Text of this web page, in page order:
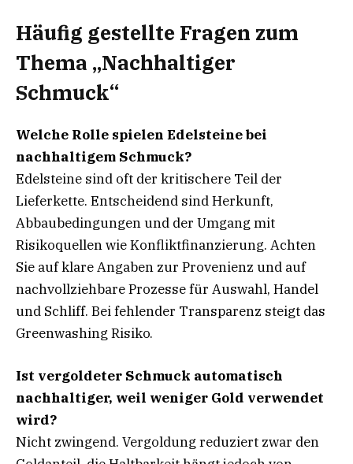
Häufig gestellte Fragen zum
Thema „Nachhaltiger
Schmuck“
Welche Rolle spielen Edelsteine bei
nachhaltigem Schmuck?
Edelsteine sind oft der kritischere Teil der
Lieferkette. Entscheidend sind Herkunft,
Abbaubedingungen und der Umgang mit
Risikoquellen wie Konfliktfinanzierung. Achten
Sie auf klare Angaben zur Provenienz und auf
nachvollziehbare Prozesse für Auswahl, Handel
und Schliff. Bei fehlender Transparenz steigt das
Greenwashing Risiko.
Ist vergoldeter Schmuck automatisch
nachhaltiger, weil weniger Gold verwendet
wird?
Nicht zwingend. Vergoldung reduziert zwar den